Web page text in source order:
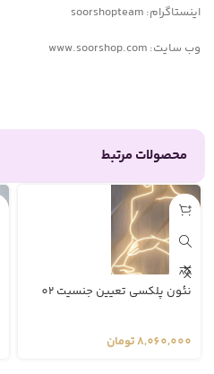
اینستاگرام: soorshopteam
وب سایت: www.soorshop.com
محصولات مرتبط
نئون پلکسی تعیین جنسیت 02
8,060,000تومان